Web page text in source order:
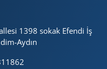
1398 sokak Efendi İş
Aydın